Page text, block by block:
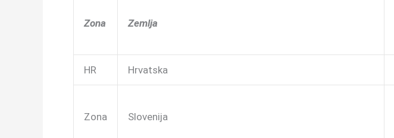
Zona Zemlja
HR Hrvatska
Zona Slovenija